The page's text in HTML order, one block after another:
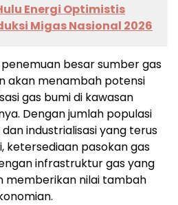
Energi Optimistis
Migas Nasional 2026
besar sumber gas
akan menambah potensi
gas bumi di kawasan
Dengan jumlah populasi
industrialisasi yang terus
ketersediaan pasokan gas
infrastruktur gas yang
memberikan nilai tambah